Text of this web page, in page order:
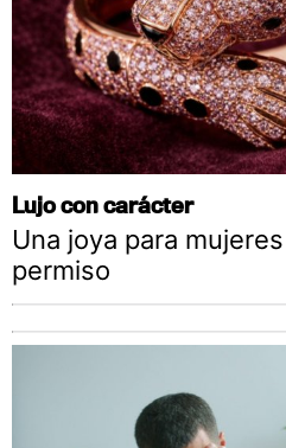
Lujo con carácter
Una joya para
permiso